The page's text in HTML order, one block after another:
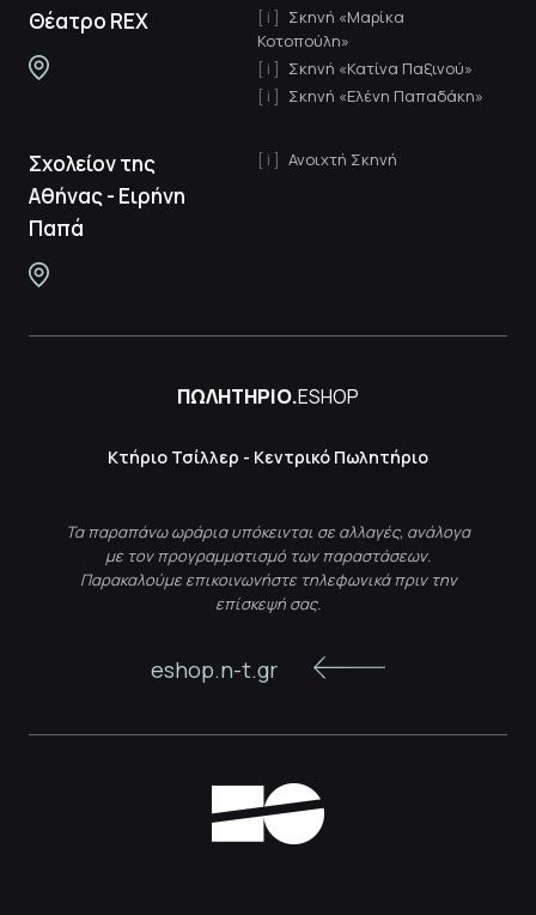
Θέατρο REX
Σκηνή «Μαρίκα
Κοτοπούλη»
Σκηνή «Κατίνα Παξινού»
Σκηνή «Ελένη Παπαδάκη»
Σχολείον της
Αθήνας - Ειρήνη
Παπά
Ανοιχτή Σκηνή
ΠΩΛΗΤΗΡΙΟ.ESHOP
Κτήριο Τσίλλερ - Κεντρικό Πωλητήριο
Τα παραπάνω ωράρια υπόκεινται σε αλλαγές, ανάλογα
με τον προγραμματισμό των παραστάσεων.
Παρακαλούμε επικοινωνήστε τηλεφωνικά πριν την
επίσκεψή σας.
eshop.n-t.gr